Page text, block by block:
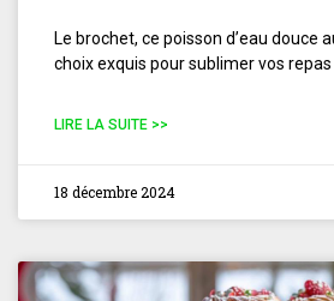
Le brochet, ce poisson d’eau douce
choix exquis pour sublimer vos
LIRE LA SUITE >>
18 décembre 2024